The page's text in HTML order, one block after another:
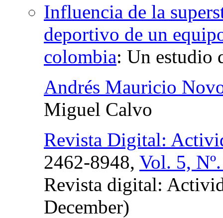
Influencia de la
deportivo de un
colombia: Un estudio
Andrés Mauricio
Miguel Calvo
Revista Digital:
2462-8948, Vol. 5,
Revista digital:
December)